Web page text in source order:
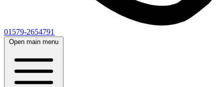
01579-2654791
Open main menu